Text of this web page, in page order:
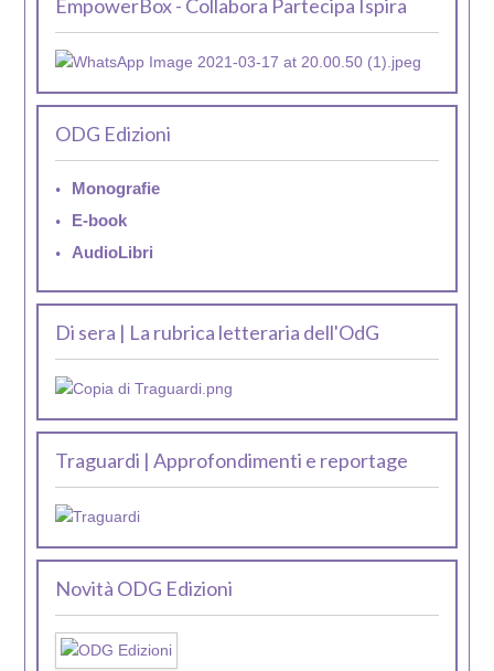
EmpowerBox - Collabora Partecipa Ispira
ODG Edizioni
Monografie
E-book
AudioLibri
Di sera | La rubrica letteraria dell'OdG
Traguardi | Approfondimenti e reportage
Novità ODG Edizioni